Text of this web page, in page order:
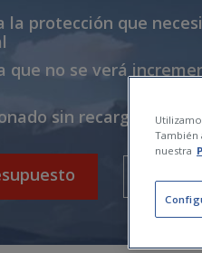
la protección que
que no se verá
sin recargos
¿Te
También
nuestra